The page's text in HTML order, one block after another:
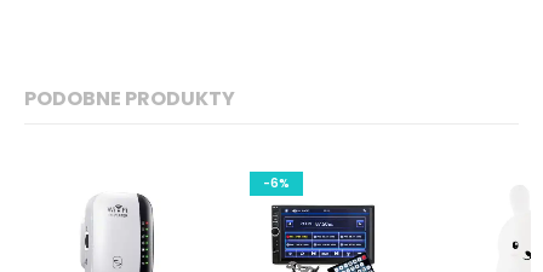
PODOBNE PRODUKTY
-6%